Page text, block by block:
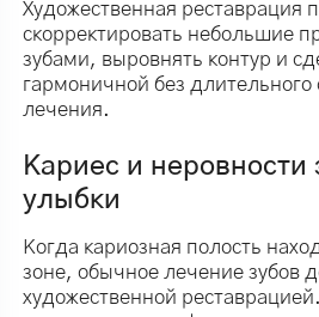
Художественная реставрация
скорректировать небольшие
зубами, выровнять контур и
гармоничной без длительного
лечения.
Кариес и неровности
улыбки
Когда кариозная полость
зоне, обычное лечение зубов
художественной